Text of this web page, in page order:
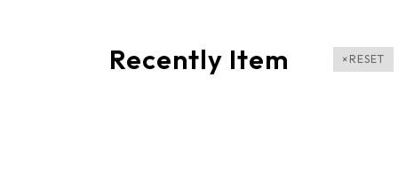
Recently Item ×RESET